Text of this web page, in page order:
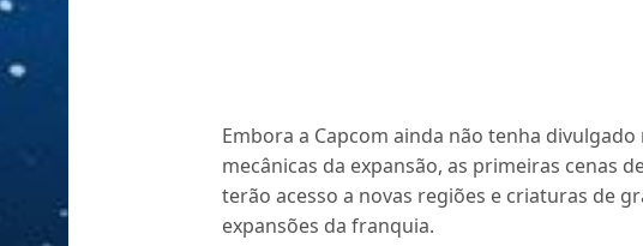
Embora a Capcom ainda não tenha
mecânicas da expansão, as primeiras cenas
terão acesso a novas regiões e criaturas de
expansões da franquia.